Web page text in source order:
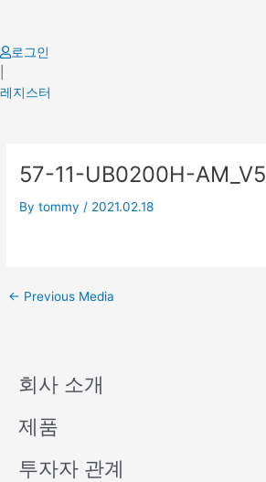
content
로그인
레지스터
57-11-UB0200H-AM_V5
Bytommy / 2021.02.18
navigation
← Previous Media
회사 소개
제품
투자자 관계